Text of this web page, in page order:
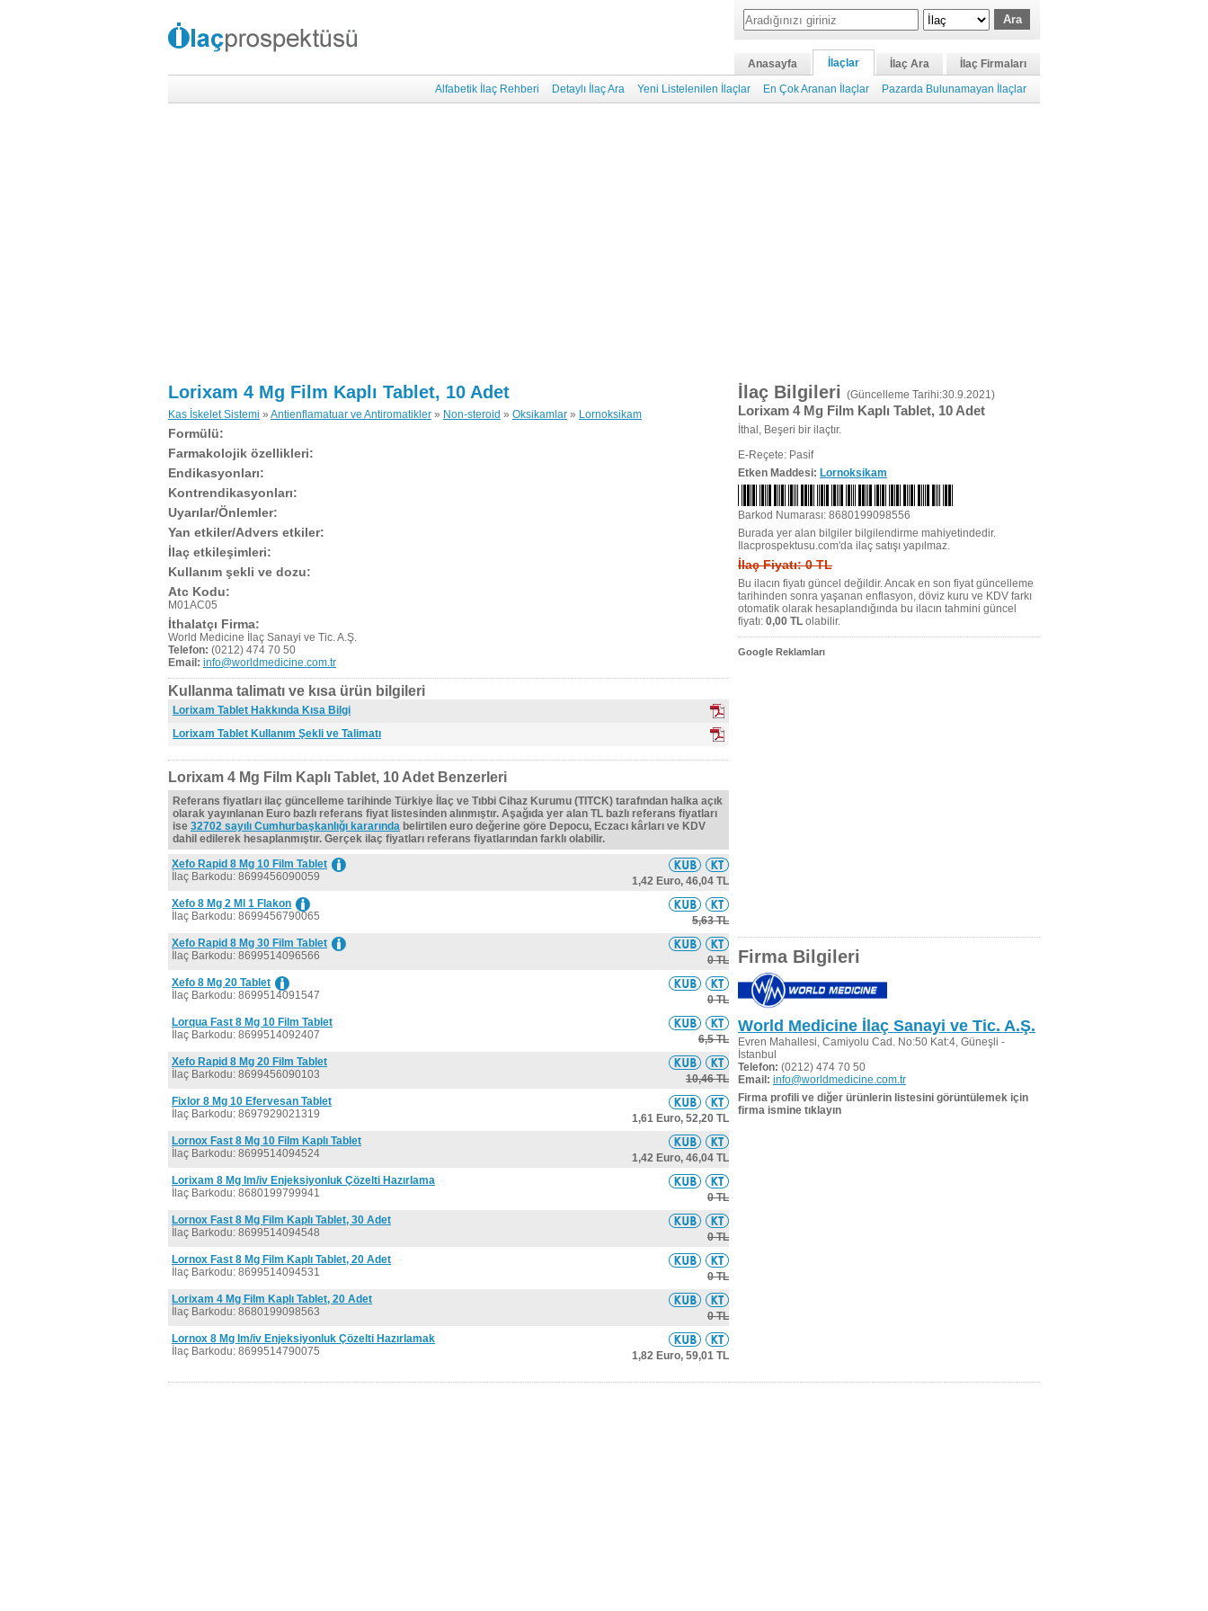
Anasayfa İlaçlar İlaç Ara
İlaç Firmaları
Alfabetik İlaç Rehberi
Detaylı İlaç Ara Yeni Listelenilen İlaçlar En Çok Aranan İlaçlar Pazarda Bulunamayan İlaçlar
Lorixam 4 Mg Film Kaplı Tablet, 10 Adet
Kas İskelet Sistemi » Antienflamatuar ve Antiromatikler » Non-steroid » Oksikamlar » Lornoksikam
Formülü:
Farmakolojik özellikleri:
Endikasyonları:
Kontrendikasyonları:
Uyarılar/Önlemler:
Yan etkiler/Advers etkiler:
İlaç etkileşimleri:
Kullanım şekli ve dozu:
Atc Kodu:
M01AC05
İthalatçı Firma:
World Medicine İlaç Sanayi ve Tic. A.Ş.
Telefon: (0212) 474 70 50
Email: info@worldmedicine.com.tr
Kullanma talimatı ve kısa ürün bilgileri
Lorixam Tablet Hakkında Kısa Bilgi
Lorixam Tablet Kullanım Şekli ve Talimatı
Lorixam 4 Mg Film Kaplı Tablet, 10 Adet Benzerleri
Referans fiyatları ilaç güncelleme tarihinde Türkiye İlaç ve Tıbbi Cihaz Kurumu (TITCK) tarafından halka açık
olarak yayınlanan Euro bazlı referans fiyat listesinden alınmıştır. Aşağıda yer alan TL bazlı referans fiyatları
ise 32702 sayılı Cumhurbaşkanlığı kararında belirtilen euro değerine göre Depocu, Eczacı kârları ve KDV
dahil edilerek hesaplanmıştır. Gerçek ilaç fiyatları referans fiyatlarından farklı olabilir.
Xefo Rapid 8 Mg 10 Film Tablet
İlaç Barkodu: 8699456090059
1,42 Euro, 46,04 TL
Xefo 8 Mg 2 Ml 1 Flakon
İlaç Barkodu: 8699456790065
5,63 TL
Xefo Rapid 8 Mg 30 Film Tablet
İlaç Barkodu: 8699514096566
0 TL
Xefo 8 Mg 20 Tablet
İlaç Barkodu: 8699514091547
0 TL
Lorqua Fast 8 Mg 10 Film Tablet
İlaç Barkodu: 8699514092407
6,5 TL
Xefo Rapid 8 Mg 20 Film Tablet
İlaç Barkodu: 8699456090103
10,46 TL
Fixlor 8 Mg 10 Efervesan Tablet
İlaç Barkodu: 8697929021319
1,61 Euro, 52,20 TL
Lornox Fast 8 Mg 10 Film Kaplı Tablet
İlaç Barkodu: 8699514094524
1,42 Euro, 46,04 TL
Lorixam 8 Mg Im/iv Enjeksiyonluk Çözelti Hazırlama
İlaç Barkodu: 8680199799941
0 TL
Lornox Fast 8 Mg Film Kaplı Tablet, 30 Adet
İlaç Barkodu: 8699514094548
0 TL
Lornox Fast 8 Mg Film Kaplı Tablet, 20 Adet
İlaç Barkodu: 8699514094531
0 TL
Lorixam 4 Mg Film Kaplı Tablet, 20 Adet
İlaç Barkodu: 8680199098563
0 TL
Lornox 8 Mg Im/iv Enjeksiyonluk Çözelti Hazırlamak
İlaç Barkodu: 8699514790075
1,82 Euro, 59,01 TL
İlaç Bilgileri (Güncelleme Tarihi:30.9.2021)
Lorixam 4 Mg Film Kaplı Tablet, 10 Adet
İthal, Beşeri bir ilaçtır.
E-Reçete: Pasif
Etken Maddesi: Lornoksikam
Barkod Numarası: 8680199098556
Burada yer alan bilgiler bilgilendirme mahiyetindedir.
Ilacprospektusu.com'da ilaç satışı yapılmaz.
İlaç Fiyatı: 0 TL
Bu ilacın fiyatı güncel değildir. Ancak en son fiyat güncelleme
tarihinden sonra yaşanan enflasyon, döviz kuru ve KDV farkı
otomatik olarak hesaplandığında bu ilacın tahmini güncel
fiyatı: 0,00 TL olabilir.
Google Reklamları
Firma Bilgileri
World Medicine İlaç Sanayi ve Tic. A.Ş.
Evren Mahallesi, Camiyolu Cad. No:50 Kat:4, Güneşli -
İstanbul
Telefon: (0212) 474 70 50
Email: info@worldmedicine.com.tr
Firma profili ve diğer ürünlerin listesini görüntülemek için
firma ismine tıklayın